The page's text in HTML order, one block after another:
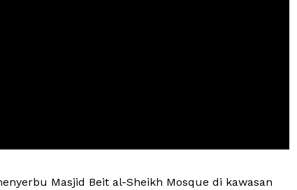
Masjid Beit al-Sheikh Mosque di kawasan